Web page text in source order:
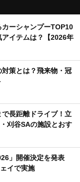
カーシャンプーTOP10
アイテムは？【2026年
策とは？飛来物・冠
で長距離ドライブ！立
刈谷SAの施設とおす
」開催決定を発表
イで実施